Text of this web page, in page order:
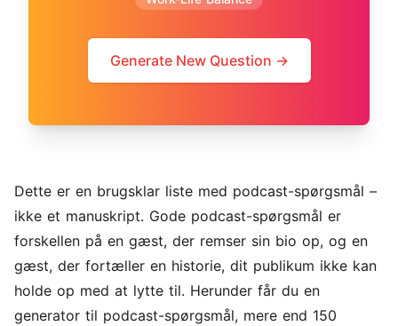
Generate New Question →
Dette er en brugsklar liste med podcast-spørgsmål –
ikke et manuskript. Gode podcast-spørgsmål er
forskellen på en gæst, der remser sin bio op, og en
gæst, der fortæller en historie, dit publikum ikke kan
holde op med at lytte til. Herunder får du en
generator til podcast-spørgsmål, mere end 150